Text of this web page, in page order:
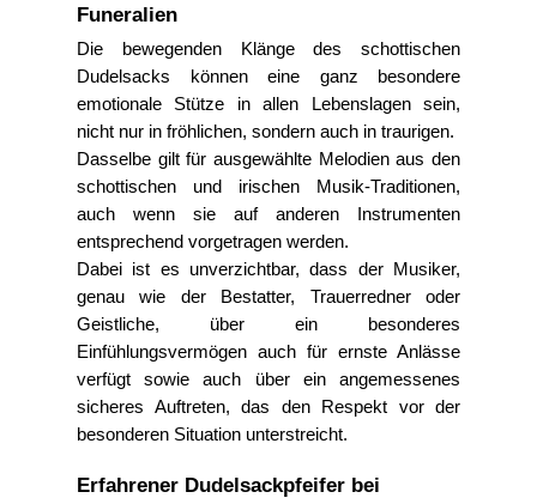
Funeralien
Die bewegenden Klänge des schottischen
Dudelsacks können eine ganz besondere
emotionale Stütze in allen Lebenslagen sein,
nicht nur in fröhlichen, sondern auch in traurigen.
Dasselbe gilt für ausgewählte Melodien aus den
schottischen und irischen Musik-Traditionen,
auch wenn sie auf anderen Instrumenten
entsprechend vorgetragen werden.
Dabei ist es unverzichtbar, dass der Musiker,
genau wie der Bestatter, Trauerredner oder
Geistliche, über ein besonderes
Einfühlungsvermögen auch für ernste Anlässe
verfügt sowie auch über ein angemessenes
sicheres Auftreten, das den Respekt vor der
besonderen Situation unterstreicht.
Erfahrener Dudelsackpfeifer bei